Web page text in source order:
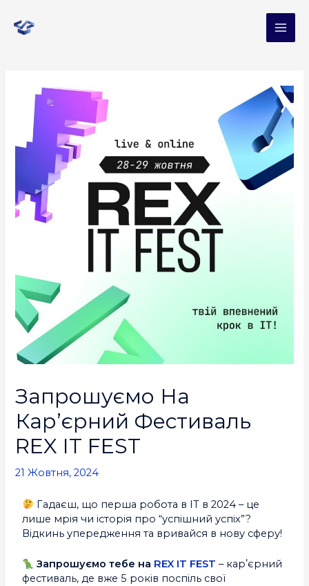
Запрошуємо На
Карʼєрний Фестиваль
REX IT FEST
21 Жовтня, 2024
Гадаєш, що перша робота в IT в 2024 – це
лише мрія чи історія про “успішний успіх”?
Відкинь упередження та вривайся в нову сферу!
Запрошуємо тебе на REX IT FEST – карʼєрний
фестиваль, де вже 5 років поспіль свої